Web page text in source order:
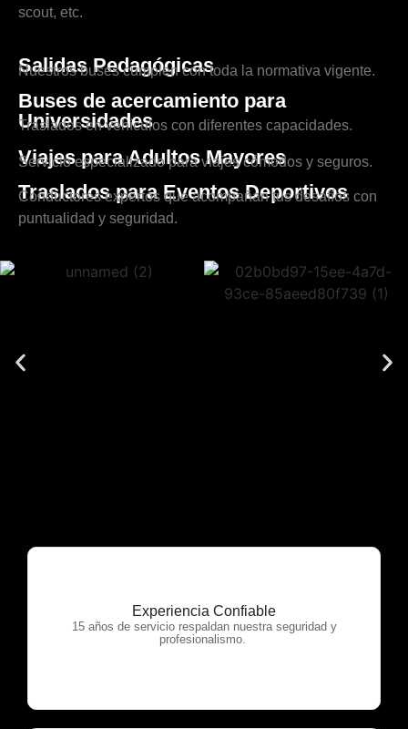
scout, etc.
Salidas Pedagógicas
Nuestros buses cumplen con toda la normativa vigente.
Buses de acercamiento para
Universidades
Traslados en vehículos con diferentes capacidades.
Viajes para Adultos Mayores
Servicio especializado para viajes cómodos y seguros.
Traslados para Eventos Deportivos
Conductores expertos que acompañan tus desafíos con
puntualidad y seguridad.
Experiencia Confiable
15 años de servicio respaldan nuestra seguridad y
profesionalismo.
OTP Servicios